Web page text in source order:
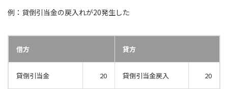
例：貸倒引当金の戻入れが20発生した
借方 貸方
貸倒引当金 20 貸倒引当金戻入 20